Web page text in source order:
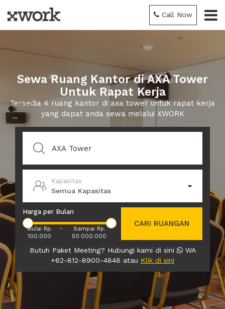
Call Now
Sewa Ruang Kantor di AXA Tower
Untuk Rapat Kerja
Tersedia 4 ruang kantor di axa tower untuk rapat kerja
yang dapat anda sewa melalui XWORK
Kapasitas
Semua Kapasitas
Harga per Bulan
Mulai Rp.
100.000
-
Sampai Rp.
50.000.000
CARI RUANGAN
Butuh Paket Meeting? Hubungi kami di sini
WA
+62-812-8900-4848 atau Klik di sini